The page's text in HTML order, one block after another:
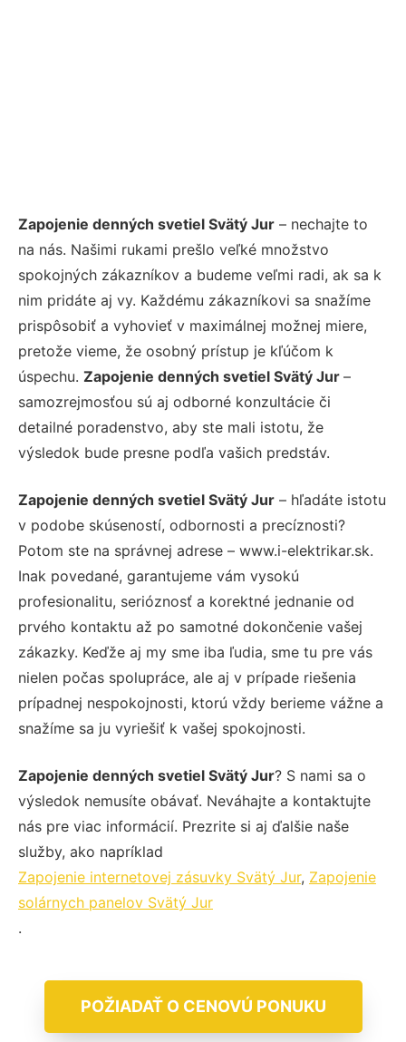
Zapojenie denných svetiel Svätý Jur – nechajte to
na nás. Našimi rukami prešlo veľké množstvo
spokojných zákazníkov a budeme veľmi radi, ak sa k
nim pridáte aj vy. Každému zákazníkovi sa snažíme
prispôsobiť a vyhovieť v maximálnej možnej miere,
pretože vieme, že osobný prístup je kľúčom k
úspechu. Zapojenie denných svetiel Svätý Jur –
samozrejmosťou sú aj odborné konzultácie či
detailné poradenstvo, aby ste mali istotu, že
výsledok bude presne podľa vašich predstáv.
Zapojenie denných svetiel Svätý Jur – hľadáte istotu
v podobe skúseností, odbornosti a precíznosti?
Potom ste na správnej adrese – www.i-elektrikar.sk.
Inak povedané, garantujeme vám vysokú
profesionalitu, serióznosť a korektné jednanie od
prvého kontaktu až po samotné dokončenie vašej
zákazky. Keďže aj my sme iba ľudia, sme tu pre vás
nielen počas spolupráce, ale aj v prípade riešenia
prípadnej nespokojnosti, ktorú vždy berieme vážne a
snažíme sa ju vyriešiť k vašej spokojnosti.
Zapojenie denných svetiel Svätý Jur? S nami sa o
výsledok nemusíte obávať. Neváhajte a kontaktujte
nás pre viac informácií. Prezrite si aj ďalšie naše
služby, ako napríklad
Zapojenie internetovej zásuvky Svätý Jur, Zapojenie
solárnych panelov Svätý Jur
.
POŽIADAŤ O CENOVÚ PONUKU